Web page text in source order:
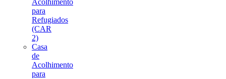
para
Refugiados
(CAR
2)
Casa
de
Acolhimento
para